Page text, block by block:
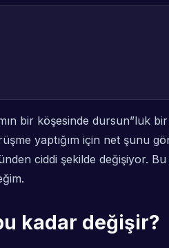
bir köşesinde dursun”luk
yaptığım için net şunu
ciddi şekilde değişiyor.
kadar değişir?